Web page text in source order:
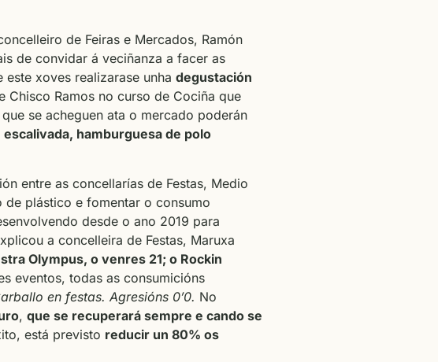
de Feiras e Mercados, Ramón
de convidar á veciñanza a facer as
xoves realizarase unha degustación
Chisco Ramos no curso de Cociña que
se acheguen ata o mercado poderán
hamburguesa de polo
entre as concellarías de Festas, Medio
plástico e fomentar o consumo
desde o ano 2019 para
a concelleira de Festas, Maruxa
Olympus, o venres 21; o Rockin
eventos, todas as consumicións
en festas. Agresións 0’0. No
, que se recuperará sempre e cando se
está previsto reducir un 80% os